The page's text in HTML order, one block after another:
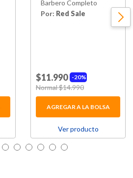
Barbero Completo
Por: Red Sale
20%
$11.990
Price reduced from
Normal $14.990
AGREGAR A LA BOLSA
Ver producto